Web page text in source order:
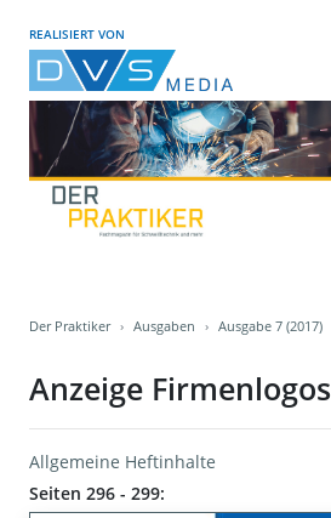
REALISIERT VON
Der Praktiker Ausgaben Ausgabe 7 (2017)
Anzeige Firmenlogos
Allgemeine Heftinhalte
Seiten 296 - 299: